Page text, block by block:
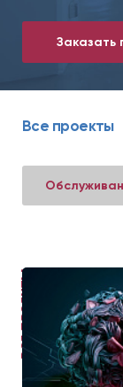
Заказать
Все проекты
ВСЕ ПРОЕКТЫ